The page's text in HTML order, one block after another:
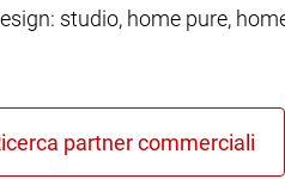
studio, home pure,